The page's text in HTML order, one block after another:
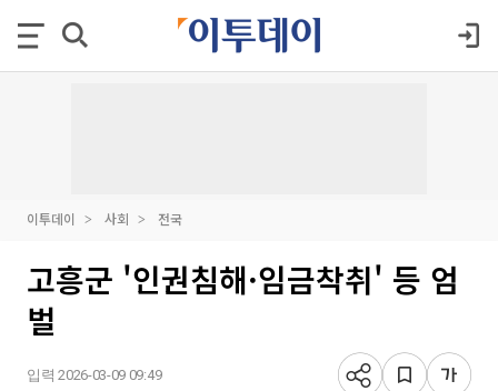
이투데이 사회 전국
고흥군 '인권침해·임금착취' 등 엄
벌
입력 2026-03-09 09:49